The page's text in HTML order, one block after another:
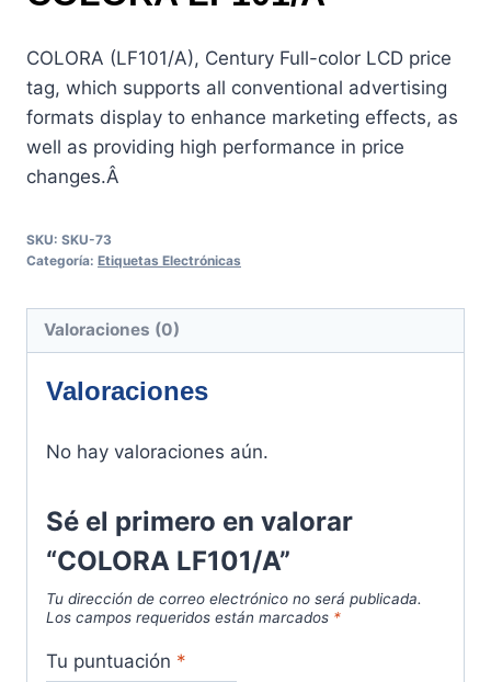
COLORA (LF101/A), Century Full-color LCD price
tag, which supports all conventional advertising
formats display to enhance marketing effects, as
well as providing high performance in price
changes.Â
SKU: SKU-73
Categoría: Etiquetas Electrónicas
Valoraciones (0)
Valoraciones
No hay valoraciones aún.
Sé el primero en valorar
“COLORA LF101/A”
Tu dirección de correo electrónico no será publicada.
Los campos requeridos están marcados *
Tu puntuación *